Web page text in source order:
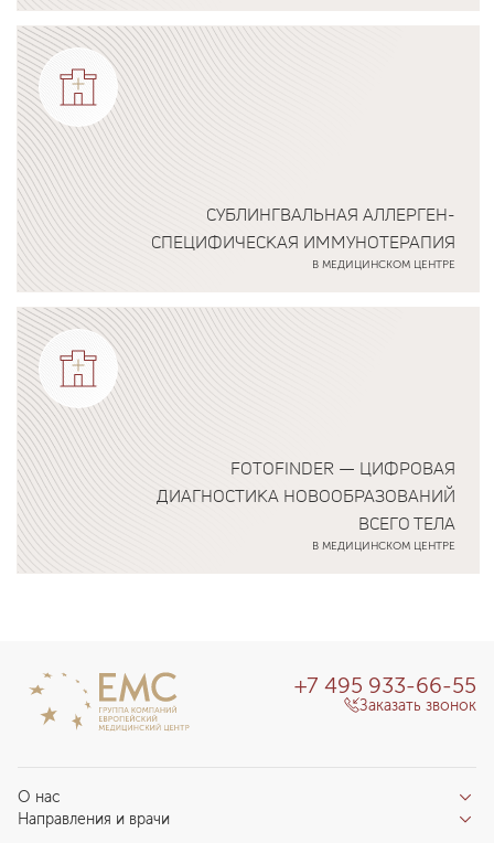
Подробнее о программе
СУБЛИНГВАЛЬНАЯ АЛЛЕРГЕН-
СПЕЦИФИЧЕСКАЯ ИММУНОТЕРАПИЯ
В МЕДИЦИНСКОМ ЦЕНТРЕ
Подробнее о программе
FOTOFINDER — ЦИФРОВАЯ
ДИАГНОСТИКА НОВООБРАЗОВАНИЙ
ВСЕГО ТЕЛА
В МЕДИЦИНСКОМ ЦЕНТРЕ
О нас
Отзывы пациентов
Направления и врачи
+7 495 933-66-55
Заказать звонок